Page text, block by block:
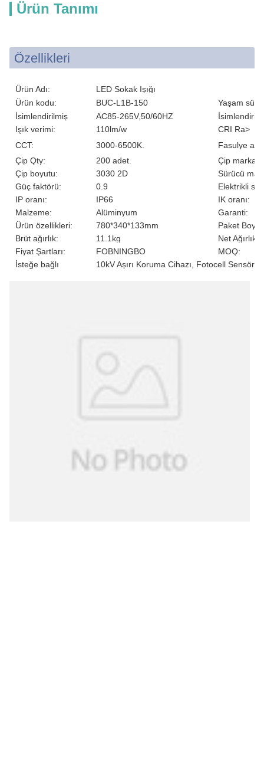
Ürün Tanımı
Özellikleri
Ürün Adı:
LED Sokak Işığı
Ürün kodu:
BUC-L1B-150
Yaşam
İsimlendirilmiş
Voltaj:
AC85-265V,50/60HZ
Işık verimi:
110lm/w
CRI Ra>
CCT:
3000-6500K.
Fasulye
Çip Qty:
200 adet.
Çip
Çip boyutu:
3030 2D
Sürücü
Güç faktörü:
0.9
Elektrikli
IP oranı:
IP66
IK oranı:
Malzeme:
Alüminyum
Garanti:
Ürün özellikleri:
780*340*133mm
Paket
Brüt ağırlık:
11.1kg
Net Ağırlık:
Fiyat Şartları:
FOBNINGBO
MOQ:
İsteğe bağlı
10kV Aşırı Koruma Cihazı, Fotocell Sensörü